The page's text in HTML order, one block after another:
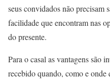
seus convidados não precisam
facilidade que encontram nas
do presente.
Para o casal as vantagens são
recebido quando, como e